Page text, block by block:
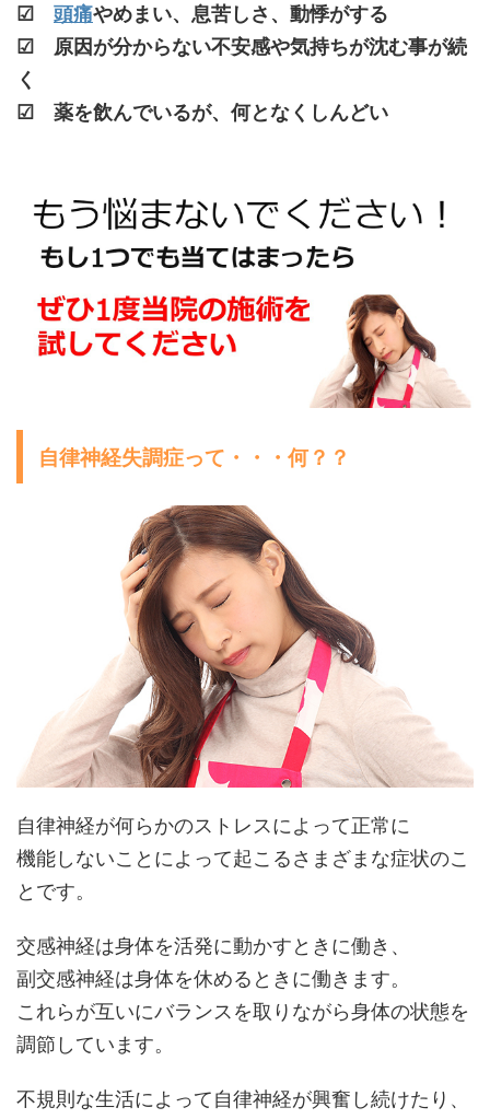
☑ 頭痛やめまい、息苦しさ、動悸がする
☑ 原因が分からない不安感や気持ちが沈む事が続
く
☑ 薬を飲んでいるが、何となくしんどい
自律神経失調症って・・・何？？
自律神経が何らかのストレスによって正常に
機能しないことによって起こるさまざまな症状のこ
とです。
交感神経は身体を活発に動かすときに働き、
副交感神経は身体を休めるときに働きます。
これらが互いにバランスを取りながら身体の状態を
調節しています。
不規則な生活によって自律神経が興奮し続けたり、